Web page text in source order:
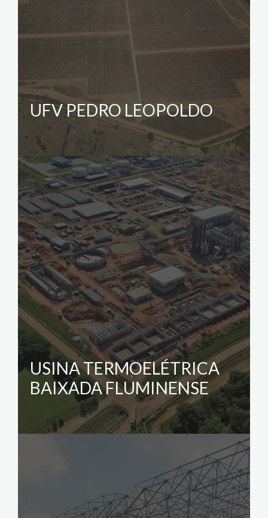
UFV PEDRO LEOPOLDO
USINA TERMOELÉTRICA
BAIXADA FLUMINENSE